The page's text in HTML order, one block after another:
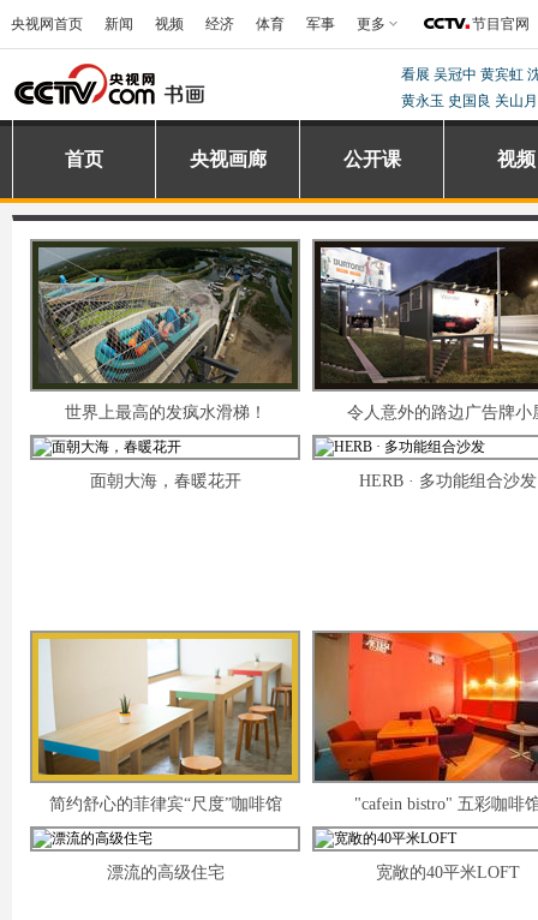
央视网首页 新闻 视频 经济 体育 军事 更多 节目官网
看展 吴冠中 黄宾虹
黄永玉 史国良 关山
首页 央视画廊 公开课 视频
世界上最高的发疯水滑梯！ 令人意外的路边广告牌小
面朝大海，春暖花开 HERB · 多功能组合沙发
简约舒心的菲律宾“尺度”咖啡馆 "cafein bistro" 五彩咖啡
漂流的高级住宅 宽敞的40平米LOFT